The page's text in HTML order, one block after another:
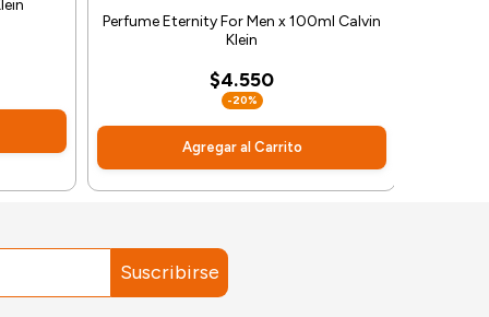
Perfume Eternity For Men x 100ml Calvin
Klein
$4.550
-20%
Agregar al Carrito
Suscribirse